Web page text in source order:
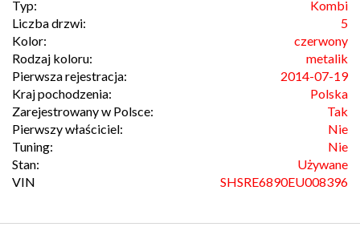
Typ:
Kombi
Liczba drzwi:
5
Kolor:
czerwony
Rodzaj koloru:
metalik
Pierwsza rejestracja:
2014-07-19
Kraj pochodzenia:
Polska
Zarejestrowany w Polsce:
Tak
Pierwszy właściciel:
Nie
Tuning:
Nie
Stan:
Używane
VIN
SHSRE6890EU008396